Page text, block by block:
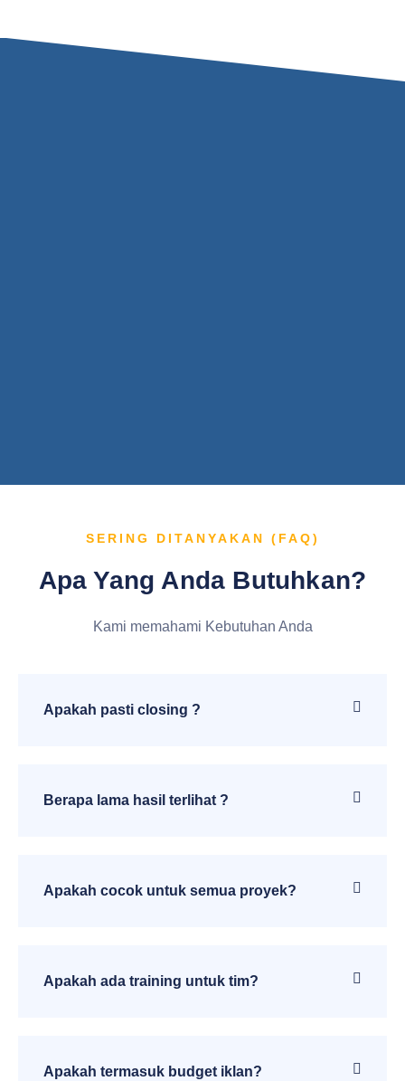
SERING DITANYAKAN (FAQ)
Apa Yang Anda Butuhkan?
Kami memahami Kebutuhan Anda
Apakah pasti closing ?
Berapa lama hasil terlihat ?
Apakah cocok untuk semua proyek?
Apakah ada training untuk tim?
Apakah termasuk budget iklan?